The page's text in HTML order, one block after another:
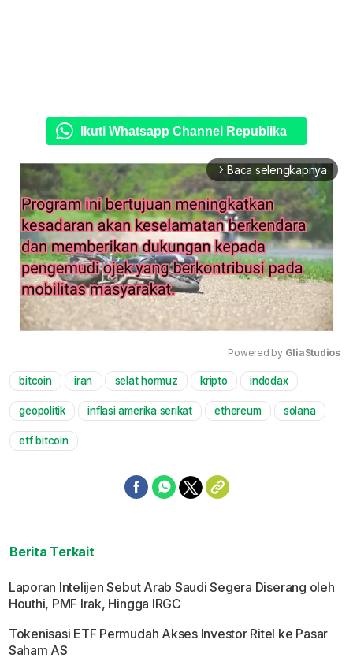
Ikuti Whatsapp Channel Republika
arrow_forward_ios Baca selengkapnya
Mute
Powered by GliaStudios
bitcoin iran selat hormuz kripto indodax
geopolitik inflasi amerika serikat ethereum solana
etf bitcoin
Berita Terkait
Laporan Intelijen Sebut Arab Saudi Segera Diserang oleh
Houthi, PMF Irak, Hingga IRGC
Tokenisasi ETF Permudah Akses Investor Ritel ke Pasar
Saham AS